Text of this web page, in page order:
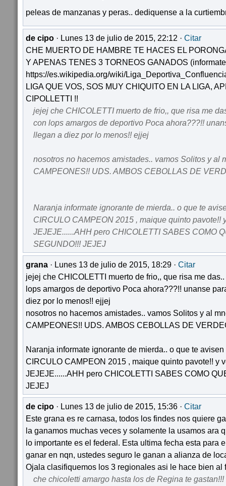
peleas de manzanas y peras.. dediquense a la
de cipo · Lunes 13 de julio de 2015, 22:12 · Citar
CHE MUERTO DE HAMBRE TE HACES EL
Y APENAS TENES 3 TORNEOS GANADOS
https://es.wikipedia.org/wiki/
LIGA QUE VOS, SOS MUY CHIQUITO EN LA LIGA,
CIPOLLETTI !!
jejej che CHICOLETTI muerto de frio,, que risa me
con lops amargos de deportivo Poca ahora???!!
llegan a diez por lo menos!! ejjej
nosotros no hacemos amistades.. vamos Solitos y al
CAMPEONES!! UDS. AMBOS CEBOLLAS DE
Naranja informate ignorante de mierda.. o que te
CIRCULO CAMPEON 2015 , maique quinto pavote!!
JEJEJE......AHH pero CHICOLETTI SABES COMO
SEGUNDO!!! JEJEJ
grana · Lunes 13 de julio de 2015, 18:29 · Citar
jejej che CHICOLETTI muerto de frio,, que risa me
lops amargos de deportivo Poca ahora???!! unanse
diez por lo menos!! ejjej
nosotros no hacemos amistades.. vamos Solitos y al
CAMPEONES!! UDS. AMBOS CEBOLLAS DE
Naranja informate ignorante de mierda.. o que te
CIRCULO CAMPEON 2015 , maique quinto pavote!! y
JEJEJE......AHH pero CHICOLETTI SABES COMO
JEJEJ
de cipo · Lunes 13 de julio de 2015, 15:36 · Citar
Este grana es re carnasa, todos los findes nos quiere
la ganamos muchas veces y solamente la usamos ara
lo importante es el federal. Esta ultima fecha esta para
ganar en nqn, ustedes seguro le ganan a alianza de
Ojala clasifiquemos los 3 regionales asi le hace bien al
che chicoletti amargo hasta los de Regina te